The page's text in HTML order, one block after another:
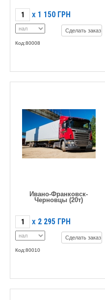
X 1 150 ГРН
Сделать заказ
Код:80008
Ивано-Франковск-
Черновцы (20т)
X 2 295 ГРН
Сделать заказ
Код:80010